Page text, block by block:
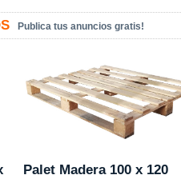
Publica tus anuncios gratis!
Palet Madera 100 x 120